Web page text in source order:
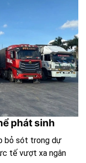
phát sinh
bỏ sót trong dự
tế vượt xa ngân